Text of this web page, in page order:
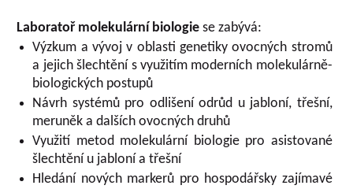
Laboratoř molekulární biologie se zabývá:
Výzkum a vývoj v oblasti genetiky ovocných stromů
a jejich šlechtění s využitím moderních molekulárně-
biologických postupů
Návrh systémů pro odlišení odrůd u jabloní, třešní,
meruněk a dalších ovocných druhů
Využití metod molekulární biologie pro asistované
šlechtění u jabloní a třešní
Hledání nových markerů pro hospodářsky zajímavé